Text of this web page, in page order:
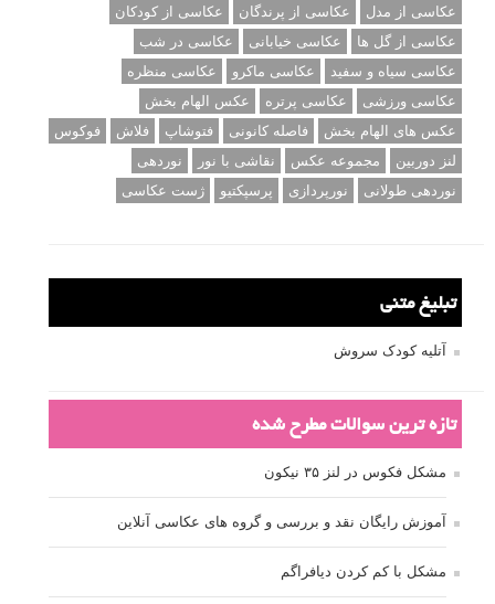
عکاسی از مدل
عکاسی از پرندگان
عکاسی از کودکان
عکاسی از گل ها
عکاسی خیابانی
عکاسی در شب
عکاسی سیاه و سفید
عکاسی ماکرو
عکاسی منظره
عکاسی ورزشی
عکاسی پرتره
عکس الهام بخش
عکس های الهام بخش
فاصله کانونی فتوشاپ فلاش
فوکوس
لنز دوربین
مجموعه عکس نقاشی با نور
نوردهی
نوردهی طولانی
نورپردازی پرسپکتیو ژست عکاسی
تبلیغ متنی
آتلیه کودک سروش
تازه ترین سوالات مطرح شده
مشکل فکوس در لنز ۳۵ نیکون
آموزش رایگان نقد و بررسی و گروه های عکاسی آنلاین
مشکل با کم کردن دیافراگم